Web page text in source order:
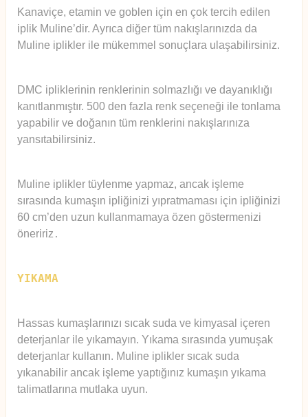
Kanaviçe, etamin ve goblen için en çok tercih edilen
iplik Muline’dir. Ayrıca diğer tüm nakışlarınızda da
Muline iplikler ile mükemmel sonuçlara ulaşabilirsiniz.
DMC ipliklerinin renklerinin solmazlığı ve dayanıklığı
kanıtlanmıştır. 500 den fazla renk seçeneği ile tonlama
yapabilir ve doğanın tüm renklerini nakışlarınıza
yansıtabilirsiniz.
Muline iplikler tüylenme yapmaz, ancak işleme
sırasında kumaşın ipliğinizi yıpratmaması için ipliğinizi
60 cm’den uzun kullanmamaya özen göstermenizi
öneririz .
YIKAMA
Hassas kumaşlarınızı sıcak suda ve kimyasal içeren
deterjanlar ile yıkamayın. Yıkama sırasında yumuşak
deterjanlar kullanın. Muline iplikler sıcak suda
yıkanabilir ancak işleme yaptığınız kumaşın yıkama
talimatlarına mutlaka uyun.